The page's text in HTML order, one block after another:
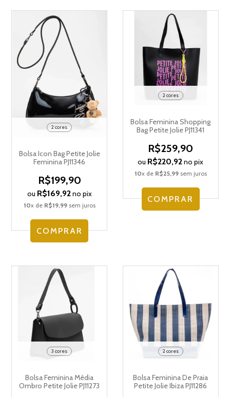
2 cores
Bolsa Icon Bag Petite Jolie
Feminina PJ11346
R$199,90
ou R$169,92no pix
10x de R$19,99sem juros
COMPRAR
2 cores
Bolsa Feminina Shopping
Bag Petite Jolie PJ11341
R$259,90
ou R$220,92no pix
10x de R$25,99sem juros
COMPRAR
3 cores
Bolsa Feminina Média
Ombro Petite Jolie PJ11273
2 cores
Bolsa Feminina De Praia
Petite Jolie Ibiza PJ11286